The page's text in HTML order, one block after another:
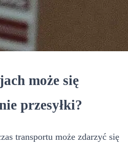
może się
przesyłki?
transportu może zdarzyć się